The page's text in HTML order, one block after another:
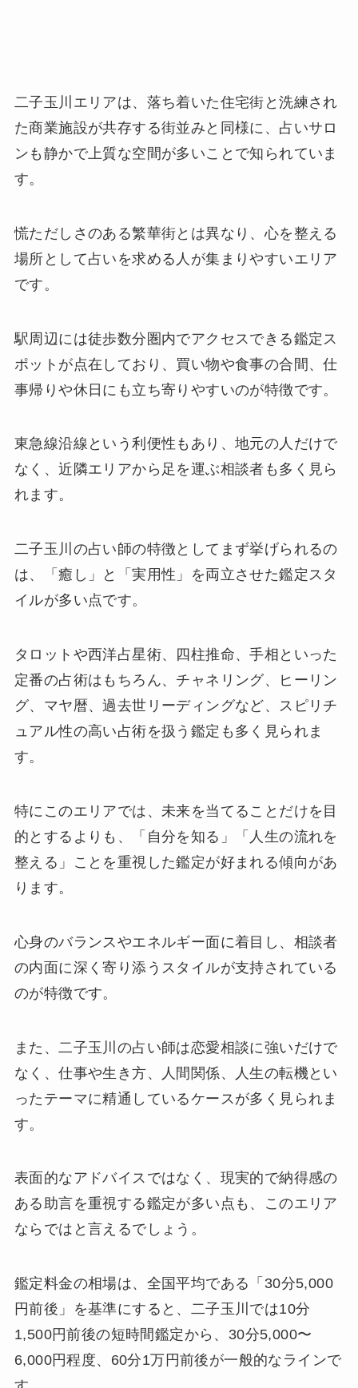
二子玉川エリアは、落ち着いた住宅街と洗練され
た商業施設が共存する街並みと同様に、占いサロ
ンも静かで上質な空間が多いことで知られていま
す。
慌ただしさのある繁華街とは異なり、心を整える
場所として占いを求める人が集まりやすいエリア
です。
駅周辺には徒歩数分圏内でアクセスできる鑑定ス
ポットが点在しており、買い物や食事の合間、仕
事帰りや休日にも立ち寄りやすいのが特徴です。
東急線沿線という利便性もあり、地元の人だけで
なく、近隣エリアから足を運ぶ相談者も多く見ら
れます。
二子玉川の占い師の特徴としてまず挙げられるの
は、「癒し」と「実用性」を両立させた鑑定スタ
イルが多い点です。
タロットや西洋占星術、四柱推命、手相といった
定番の占術はもちろん、チャネリング、ヒーリン
グ、マヤ暦、過去世リーディングなど、スピリチ
ュアル性の高い占術を扱う鑑定も多く見られま
す。
特にこのエリアでは、未来を当てることだけを目
的とするよりも、「自分を知る」「人生の流れを
整える」ことを重視した鑑定が好まれる傾向があ
ります。
心身のバランスやエネルギー面に着目し、相談者
の内面に深く寄り添うスタイルが支持されている
のが特徴です。
また、二子玉川の占い師は恋愛相談に強いだけで
なく、仕事や生き方、人間関係、人生の転機とい
ったテーマに精通しているケースが多く見られま
す。
表面的なアドバイスではなく、現実的で納得感の
ある助言を重視する鑑定が多い点も、このエリア
ならではと言えるでしょう。
鑑定料金の相場は、全国平均である「30分5,000
円前後」を基準にすると、二子玉川では10分
1,500円前後の短時間鑑定から、30分5,000〜
6,000円程度、60分1万円前後が一般的なラインで